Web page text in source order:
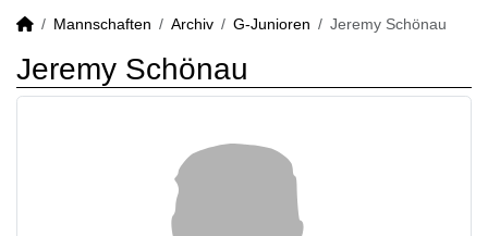
Mannschaften Archiv G-Junioren Jeremy Schönau
Jeremy Schönau